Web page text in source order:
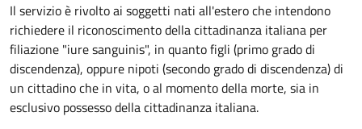
Il servizio è rivolto ai soggetti nati all'estero che intendono
richiedere il riconoscimento della cittadinanza italiana per
filiazione "iure sanguinis", in quanto figli (primo grado di
discendenza), oppure nipoti (secondo grado di discendenza) di
un cittadino che in vita, o al momento della morte, sia in
esclusivo possesso della cittadinanza italiana.